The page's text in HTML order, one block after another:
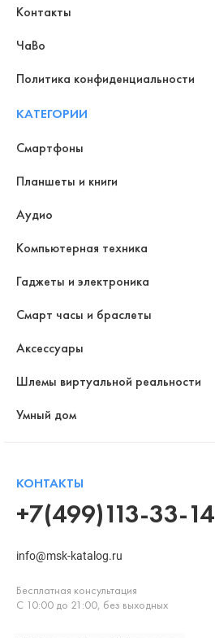
Контакты
ЧаВо
Политика конфиденциальности
КАТЕГОРИИ
Смартфоны
Планшеты и книги
Аудио
Компьютерная техника
Гаджеты и электроника
Смарт часы и браслеты
Аксессуары
Шлемы виртуальной реальности
Умный дом
КОНТАКТЫ
+7(499)113-33-14
info@msk-katalog.ru
Бесплатная консультация
С 10:00 до 21:00, без выходных